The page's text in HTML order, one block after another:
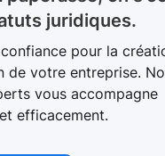
juridiques.
pour la
de votre entreprise.
vous accompagne
efficacement.